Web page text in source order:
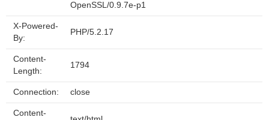
OpenSSL/0.9.7e-p1
X-Powered-
By:
PHP/5.2.17
Content-
Length:
1794
Connection: close
Content-